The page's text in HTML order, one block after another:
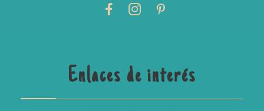
Enlaces de interés